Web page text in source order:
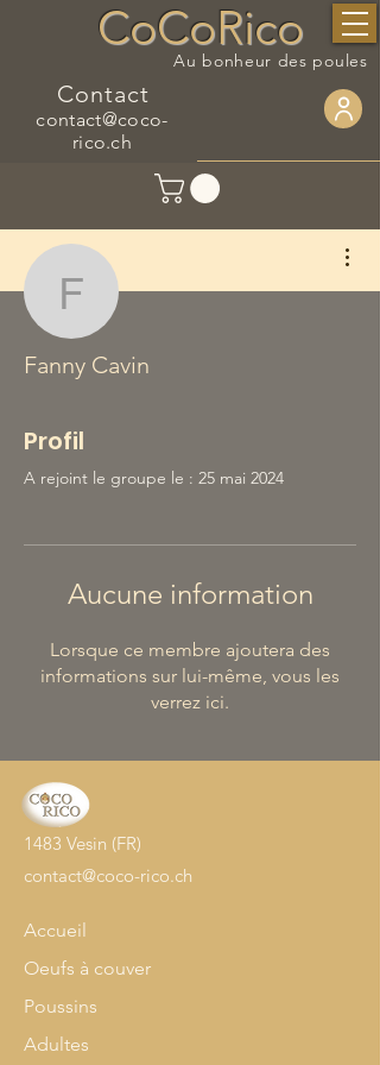
CoCoRico
Au bonheur des poules
Contact
contact@coco-
rico.ch
Fanny Cavin
Fanny Cavin
Profil
A rejoint le groupe le : 25 mai 2024
Aucune information
Lorsque ce membre ajoutera des
informations sur lui-même, vous les
verrez ici.
1483 Vesin (FR)
contact@coco-rico.ch
Accueil
Oeufs à couver
Poussins
Adultes